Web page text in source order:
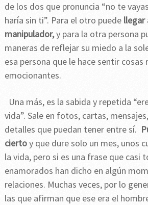
de los dos que pronuncia “no te
haría sin ti”. Para el otro puede llegar
manipulador,y para la otra persona
maneras de reflejar su miedo a la
esa persona que le hace sentir cosas
emocionantes.
Una más, es la sabida y repetida
vida”. Sale en fotos, cartas,
detalles que puedan tener entre sí.
ciertoy que dure solo un mes, unos
la vida, pero si es una frase que casi
enamorados han dicho en algún
relaciones. Muchas veces, por lo
las que afirman que ese era el